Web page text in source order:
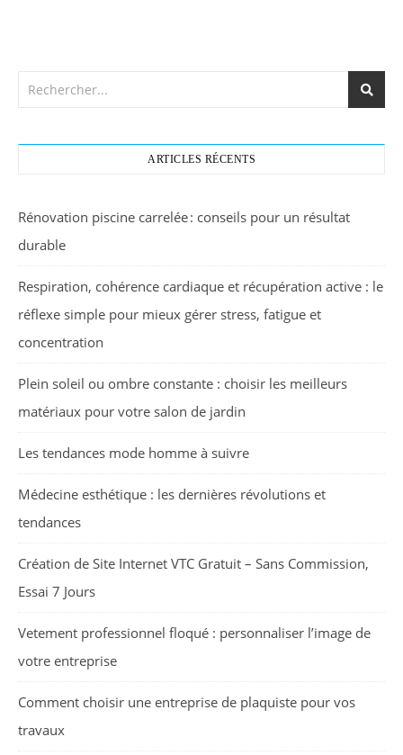
ARTICLES RÉCENTS
Rénovation piscine carrelée : conseils pour un résultat
durable
Respiration, cohérence cardiaque et récupération active : le
réflexe simple pour mieux gérer stress, fatigue et
concentration
Plein soleil ou ombre constante : choisir les meilleurs
matériaux pour votre salon de jardin
Les tendances mode homme à suivre
Médecine esthétique : les dernières révolutions et
tendances
Création de Site Internet VTC Gratuit – Sans Commission,
Essai 7 Jours
Vetement professionnel floqué : personnaliser l’image de
votre entreprise
Comment choisir une entreprise de plaquiste pour vos
travaux